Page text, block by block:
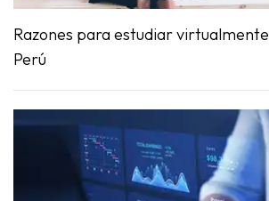
Razones para estudiar
Perú